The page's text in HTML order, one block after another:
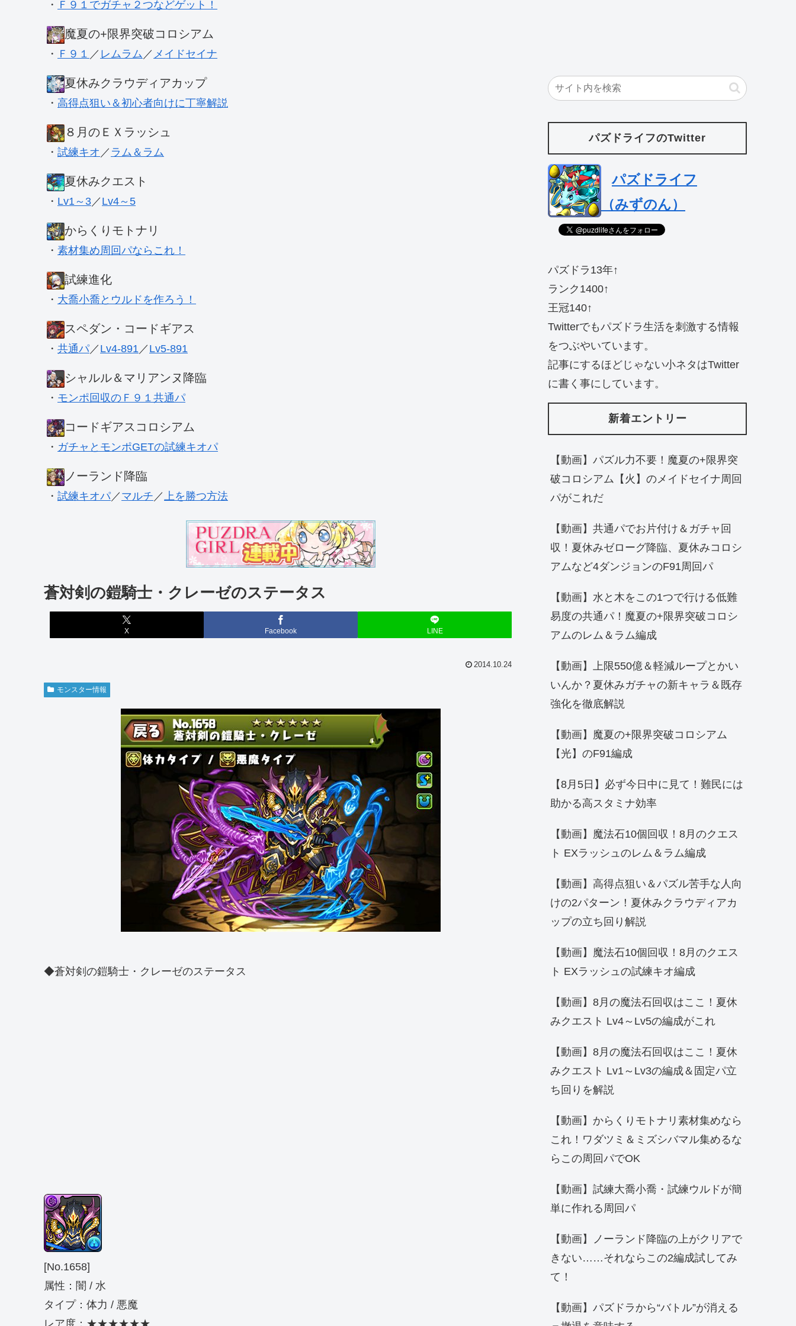
・ Ｆ９１でガチャ２つなどゲット！
魔夏の+限界突破コロシアム
・ Ｆ９１ ／ レムラム ／ メイドセイナ
夏休みクラウディアカップ
・ 高得点狙い＆初心者向けに丁寧解説
８月のＥＸラッシュ
・ 試練キオ ／ ラム＆ラム
夏休みクエスト
・ Lv1～3 ／ Lv4～5
からくりモトナリ
・ 素材集め周回パならこれ！
試練進化
・ 大喬小喬とウルドを作ろう！
スペダン・コードギアス
・ 共通パ／ Lv4-891 ／ Lv5-891
シャルル＆マリアンヌ降臨
・ モンポ回収のＦ９１共通パ
コードギアスコロシアム
・ ガチャとモンポGETの試練キオパ
ノーランド降臨
・ 試練キオパ／ マルチ ／ 上を勝つ方法
蒼対剣の鎧騎士・クレーゼのステータス
X Facebook LINE
2014.10.24
モンスター情報
◆蒼対剣の鎧騎士・クレーゼのステータス
[No.1658]
属性：闇 / 水
タイプ：体力 / 悪魔
レア度：★★★★★★
パズドライフのTwitter
パズドライフ
（みずのん）
パズドラ13年↑
ランク1400↑
王冠140↑
Twitterでもパズドラ生活を刺激する情報
をつぶやいています。
記事にするほどじゃない小ネタはTwitter
に書く事にしています。
新着エントリー
【動画】パズル力不要！魔夏の+限界突
破コロシアム【火】のメイドセイナ周回
パがこれだ
【動画】共通パでお片付け＆ガチャ回
収！夏休みゼローグ降臨、夏休みコロシ
アムなど4ダンジョンのF91周回パ
【動画】水と木をこの1つで行ける低難
易度の共通パ！魔夏の+限界突破コロシ
アムのレム＆ラム編成
【動画】上限550億＆軽減ループとかい
いんか？夏休みガチャの新キャラ＆既存
強化を徹底解説
【動画】魔夏の+限界突破コロシアム
【光】のF91編成
【8月5日】必ず今日中に見て！難民には
助かる高スタミナ効率
【動画】魔法石10個回収！8月のクエス
ト EXラッシュのレム＆ラム編成
【動画】高得点狙い＆パズル苦手な人向
けの2パターン！夏休みクラウディアカ
ップの立ち回り解説
【動画】魔法石10個回収！8月のクエス
ト EXラッシュの試練キオ編成
【動画】8月の魔法石回収はここ！夏休
みクエスト Lv4～Lv5の編成がこれ
【動画】8月の魔法石回収はここ！夏休
みクエスト Lv1～Lv3の編成＆固定パ立
ち回りを解説
【動画】からくりモトナリ素材集めなら
これ！ワダツミ＆ミズシバマル集めるな
らこの周回パでOK
【動画】試練大喬小喬・試練ウルドが簡
単に作れる周回パ
【動画】ノーランド降臨の上がクリアで
きない……それならこの2編成試してみ
て！
【動画】パズドラから“バトル”が消える